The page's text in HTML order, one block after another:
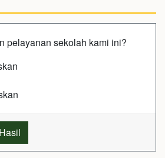
pelayanan sekolah kami ini?
Hasil